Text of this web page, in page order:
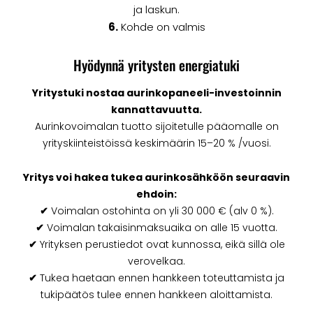
ja laskun.
6.Kohde on valmis
Hyödynnä yritysten energiatuki
Yritystuki nostaa aurinkopaneeli-investoinnin
kannattavuutta.
Aurinkovoimalan tuotto sijoitetulle pääomalle on
yrityskiinteistöissä keskimäärin 15–20 % /vuosi.
Yritys voi hakea tukea aurinkosähköön seuraavin
ehdoin:
✔ Voimalan ostohinta on yli 30 000 € (alv 0 %).
✔ Voimalan takaisinmaksuaika on alle 15 vuotta.
✔ Yrityksen perustiedot ovat kunnossa, eikä sillä ole
verovelkaa.
✔ Tukea haetaan ennen hankkeen toteuttamista ja
tukipäätös tulee ennen hankkeen aloittamista.